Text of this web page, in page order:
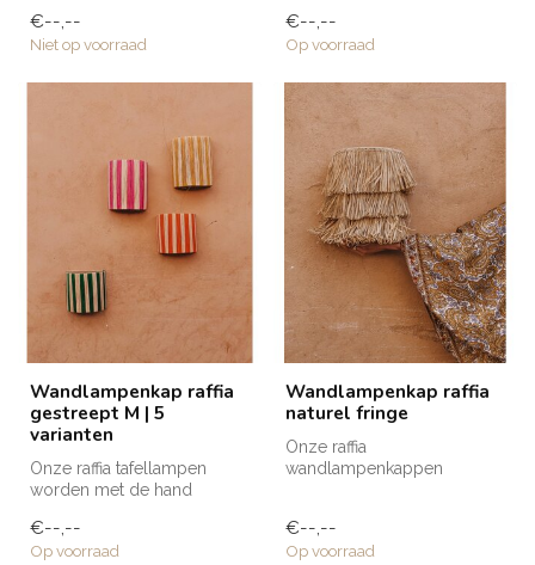
de getalenteerde amba...
€--,--
Niet op voorraad
de getalent...
€--,--
Op voorraad
Wandlampenkap raffia
gestreept M | 5
varianten
Onze raffia tafellampen
worden met de hand
getalenteerde ambacht...
€--,--
Op voorraad
Wandlampenkap raffia
naturel fringe
Onze raffia
wandlampenkappen
getalenteerde am...
€--,--
Op voorraad